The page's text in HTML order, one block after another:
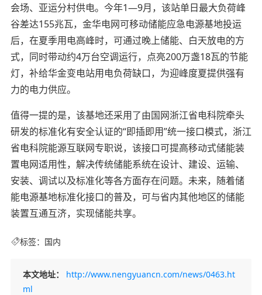
会场、亚运分村供电。今年1—9月，该站单日最大负荷峰
谷差达155兆瓦，金华电网可移动储能应急电源基地投运
后，在夏季用电高峰时，可通过晚上储能、白天放电的方
式，同时带动约4万台空调运行，点亮200万盏18瓦的节能
灯，补给华金变电站用电负荷缺口，为迎峰度夏提供强有
力的电力供应。
值得一提的是，该基地还采用了由国网浙江省电科院牵头
研发的标准化有安全认证的“即插即用”统一接口模式，浙江
省电科院能源互联网专职说，该接口可提高移动式储能装
置电网适用性，解决传统储能系统在设计、建设、运输、
安装、调试以及标准化等各方面存在问题。未来，随着储
能电源基地标准化接口的普及，可与省内其他地区的储能
装置互通互济，实现储能共享。
标签： 国内
本文地址：
http://www.nengyuancn.com/news/0463.ht
ml